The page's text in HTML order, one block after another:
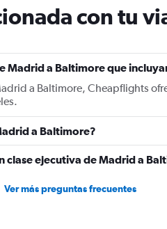
chart
has
Y
axis
displaying
values.
0
to
1500.
con tu
Madrid a Baltimore que
a Baltimore, Cheapflights
a Baltimore?
clase ejecutiva de Madrid a
Ver más preguntas frecuentes